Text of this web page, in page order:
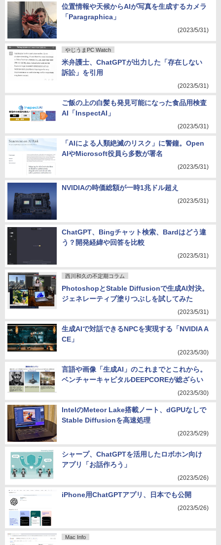
位置情報や天候からAIが写真を生成するカメラ
「Paragraphica」
(2023/5/31)
やじうまPC Watch
米弁護士、ChatGPTが出力した「存在しない
訴訟」を引用
(2023/5/31)
ご飯の上の白髪も発見可能になった食品用検査
AI「InspectAI」
(2023/5/31)
「AIによる人類絶滅のリスク」に警鐘。Open
AIやMicrosoft役員ら多数が署名
(2023/5/31)
NVIDIAの時価総額が一時1兆ドル超え
(2023/5/31)
ChatGPT、Bingチャット検索、Bardはどう違
う？開発経緯や回答を比較
(2023/5/31)
西川和久の不定期コラム
PhotoshopとStable Diffusionで生成AI対決。
ジェネレーティブ塗りつぶしを試してみた
(2023/5/31)
生成AIで対話できるNPCを実現する「NVIDIA A
CE」
(2023/5/30)
言語や画像「生成AI」のこれまでとこれから。
ベンチャーキャピタルDEEPCOREが総ざらい
(2023/5/30)
IntelのMeteor Lake搭載ノート、dGPUなしで
Stable Diffusionを高速処理
(2023/5/29)
シャープ、ChatGPTを活用したロボホン向け
アプリ「お話作ろう」
(2023/5/26)
iPhone用ChatGPTアプリ、日本でも公開
(2023/5/26)
Mac Info